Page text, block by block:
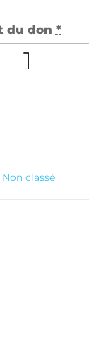
du don *
Non classé